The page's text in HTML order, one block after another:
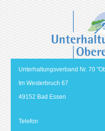
Unterhaltungsverband Nr. 70
Im Westerbruch 67
49152 Bad Essen
Telefon